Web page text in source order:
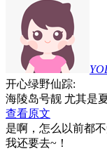
开心绿野仙踪:
海陵岛号靓 尤其是
查看原文
是啊，怎么以前都
我还要去~！